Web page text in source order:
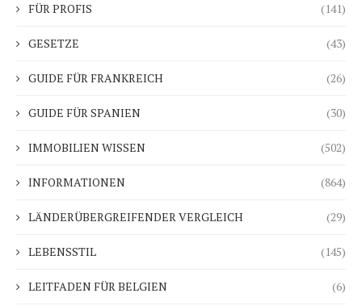
FÜR PROFIS (141)
GESETZE (43)
GUIDE FÜR FRANKREICH (26)
GUIDE FÜR SPANIEN (30)
IMMOBILIEN WISSEN (502)
INFORMATIONEN (864)
LÄNDERÜBERGREIFENDER VERGLEICH (29)
LEBENSSTIL (145)
LEITFADEN FÜR BELGIEN (6)